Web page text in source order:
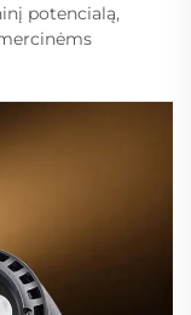
potencialą,